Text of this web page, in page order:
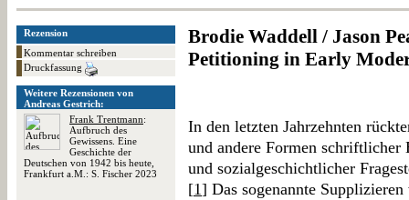
Rezension
Kommentar schreiben
Druckfassung
Weitere Rezensionen von
Andreas Gestrich:
Frank Trentmann:
Aufbruch des
Gewissens. Eine
Geschichte der
Deutschen von 1942 bis heute,
Frankfurt a.M.: S. Fischer 2023
Brodie Waddell / Jason
Petitioning in Early
In den letzten Jahrzehnten
und andere Formen
und sozialgeschichtlicher
[1] Das sogenannte